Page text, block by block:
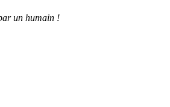
un humain !